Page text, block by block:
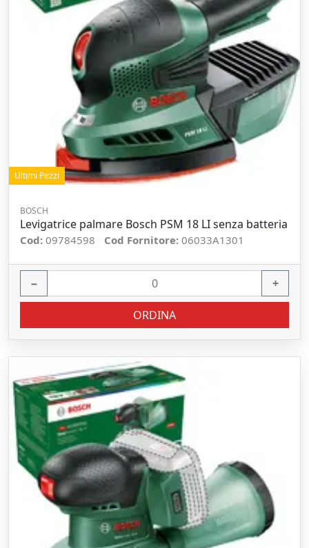
Ultimi Pezzi
BOSCH
Levigatrice palmare Bosch PSM 18 LI senza batteria
Cod: 09784598 Cod Fornitore: 06033A1301
− +
ORDINA